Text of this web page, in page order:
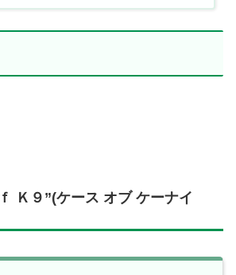
Ｋ９”(ケース オブ ケーナイ